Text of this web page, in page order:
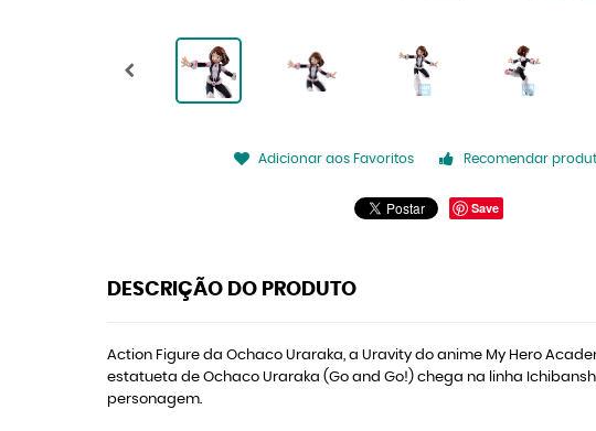
Adicionar aos Favoritos Recomendar
Save
DESCRIÇÃO DO PRODUTO
Action Figure da Ochaco Uraraka, a Uravity do anime My Hero
estatueta de Ochaco Uraraka (Go and Go!) chega na linha
personagem.